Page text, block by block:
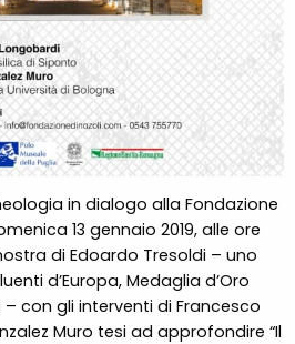
in dialogo alla Fondazione
13 gennaio 2019, alle ore
di Edoardo Tresoldi – uno
d’Europa, Medaglia d’Oro
con gli interventi di Francesco
Muro tesi ad approfondire “Il